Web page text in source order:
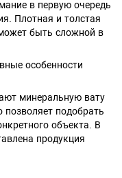
в первую очередь
Плотная и толстая
быть сложной в
особенности
минеральную вату
позволяет подобрать
объекта. В
продукция